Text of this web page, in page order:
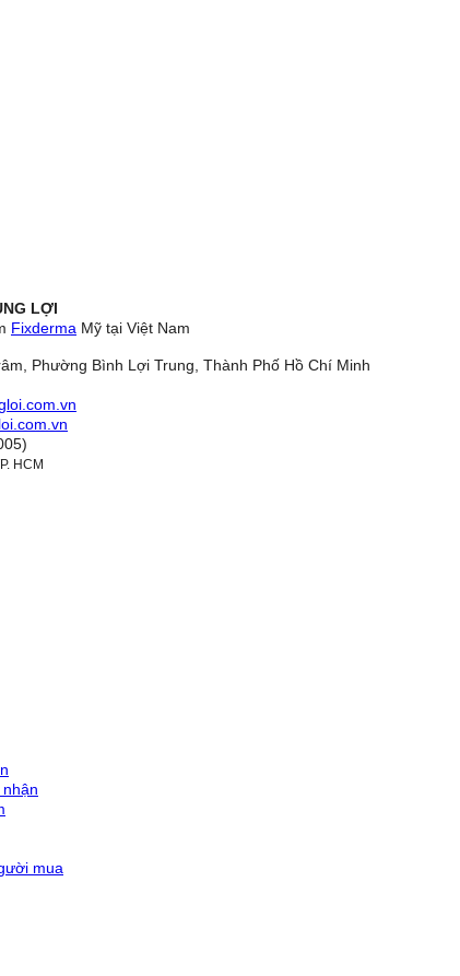
LỢI
Fixderma Mỹ tại Việt Nam
Phường Bình Lợi Trung, Thành Phố Hồ Chí Minh
HCM
mua